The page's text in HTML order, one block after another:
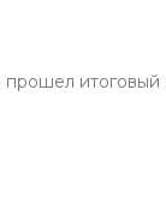
прошел